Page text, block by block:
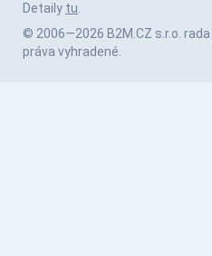
Detaily tu.
© 2006—2026 B2M.CZ s.r.o. rada
práva vyhradené.